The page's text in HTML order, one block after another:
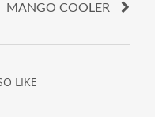
MANGO COOLER
LIKE